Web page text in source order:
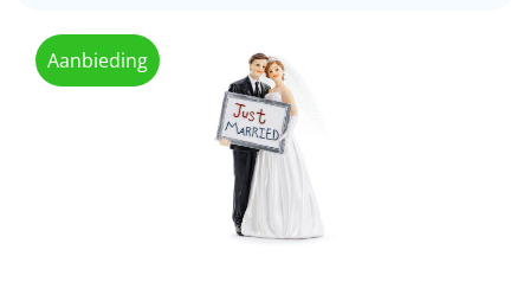
Aanbieding